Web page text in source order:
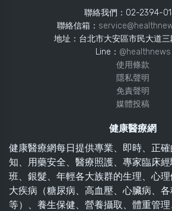
聯絡我們：02-2394-
聯絡信箱：
地址：台北市大安區市民大道三
Line： @healthnews
使用條款
隱私聲明
免責聲明
媒體投稿
健康醫療網
健康醫療網每日提供專業、即時、正
知、用藥安全、醫療照護、專家臨床
班、銀髮、年輕各大族群的生理、心
大疾病（糖尿病、高血壓、心臟病、
等）、養生保健、營養攝取、體重管